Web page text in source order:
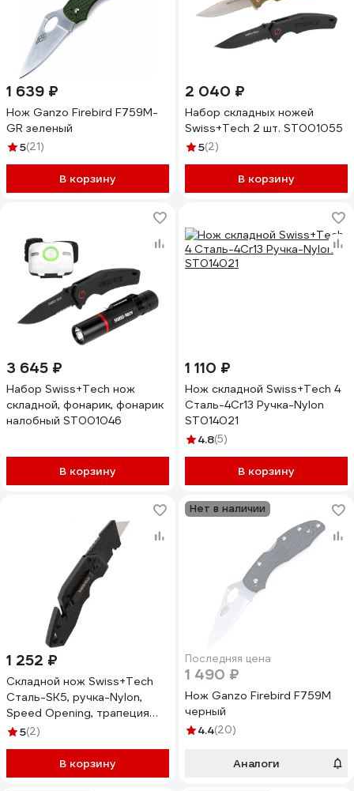
1 639 ₽
Нож Ganzo Firebird F759M-
GR зеленый
5(21)
В корзину
2 040 ₽
Набор складных ножей
Swiss+Tech 2 шт. ST001055
5(2)
В корзину
3 645 ₽
Набор Swiss+Tech нож
складной, фонарик, фонарик
налобный ST001046
В корзину
1 110 ₽
Нож складной Swiss+Tech 4
Сталь-4Cr13 Ручка-Nylon
ST014021
4.8(5)
В корзину
1 252 ₽
Складной нож Swiss+Tech
Сталь-SK5, ручка-Nylon,
Speed Opening, трапеция
ST015002
5(2)
В корзину
Нет в наличии
Последняя цена
1 490 ₽
Нож Ganzo Firebird F759M
черный
4.4(20)
Аналоги